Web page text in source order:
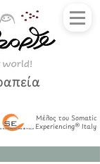
Μέλος του Somatic
Experiencing® Italy